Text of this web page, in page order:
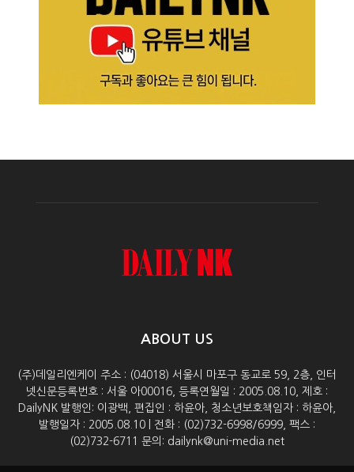
ABOUT US
(주)데일리엔케이 주소 : (04018) 서울시 마포구 동교로 59, 2층, 인터
넷신문등록번호 : 서울 아00016, 등록연월일 : 2005.08.10, 제호 :
DailyNK 발행인: 이광백, 편집인 : 하윤아, 청소년보호책임자 : 하윤아,
발행일자 : 2005.08.10 | 전화 : (02)732-6998/6999, 팩스 :
(02)732-6711 문의: dailynk@uni-media.net